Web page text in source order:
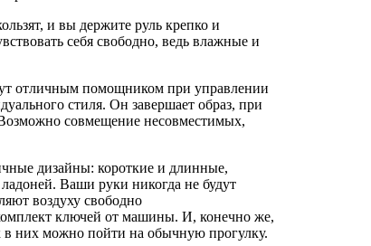
и вы держите руль крепко и
себя свободно, ведь влажные и
отличным помощником при управлении
стиля. Он завершает образ, при
совмещение несовместимых,
дизайны: короткие и длинные,
Ваши руки никогда не будут
воздуху свободно
ключей от машины. И, конечно же,
них можно пойти на обычную прогулку.